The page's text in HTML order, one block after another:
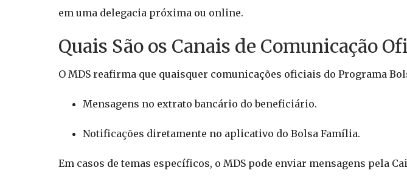
em uma delegacia próxima ou online.
Quais São os Canais de Comunicação
O MDS reafirma que quaisquer comunicações oficiais do Programa
Mensagens no extrato bancário do beneficiário.
Notificações diretamente no aplicativo do Bolsa Família.
Em casos de temas específicos, o MDS pode enviar mensagens pela